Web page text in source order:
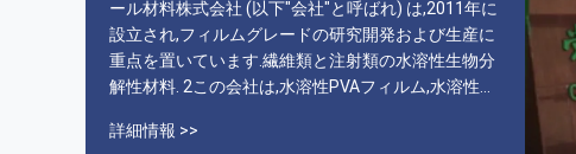
ール材料株式会社 (以下"会社"と呼ばれ) は,2011年に
設立され,フィルムグレードの研究開発および生産に
重点を置いています.繊維類と注射類の水溶性生物分
解性材料. 2この会社は,水溶性PVAフィルム,水溶性バ
き込み技術を使用して生産する国内で最も包括的な
詳細情報 >>